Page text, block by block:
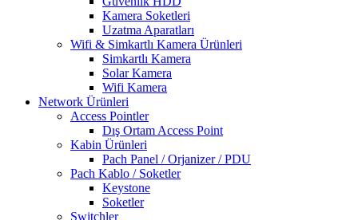
Kamera Soketleri
Uzatma Aparatları
Wifi & Simkartlı Kamera Ürünleri
Simkartlı Kamera
Solar Kamera
Wifi Kamera
Network Ürünleri
Access Pointler
Dış Ortam Access Point
Kabin Ürünleri
Pach Panel / Orjanizer / PDU
Pach Kablo / Soketler
Keystone
Soketler
Switchler